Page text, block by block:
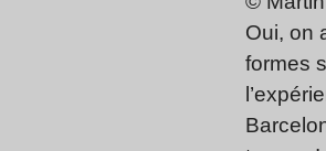
Oui, on
formes